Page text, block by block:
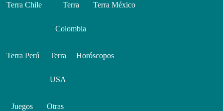
Terra Chile Terra
Colombia
Terra México
Terra Perú Terra
USA
Horóscopos
Juegos Otras